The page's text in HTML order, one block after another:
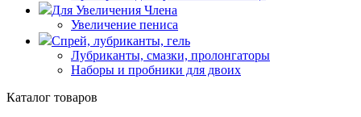
Для Увеличения Члена
Увеличение пениса
Спрей, лубриканты, гель
Лубриканты, смазки, пролонгаторы
Наборы и пробники для двоих
Каталог товаров